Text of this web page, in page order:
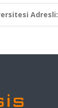
Adresli: